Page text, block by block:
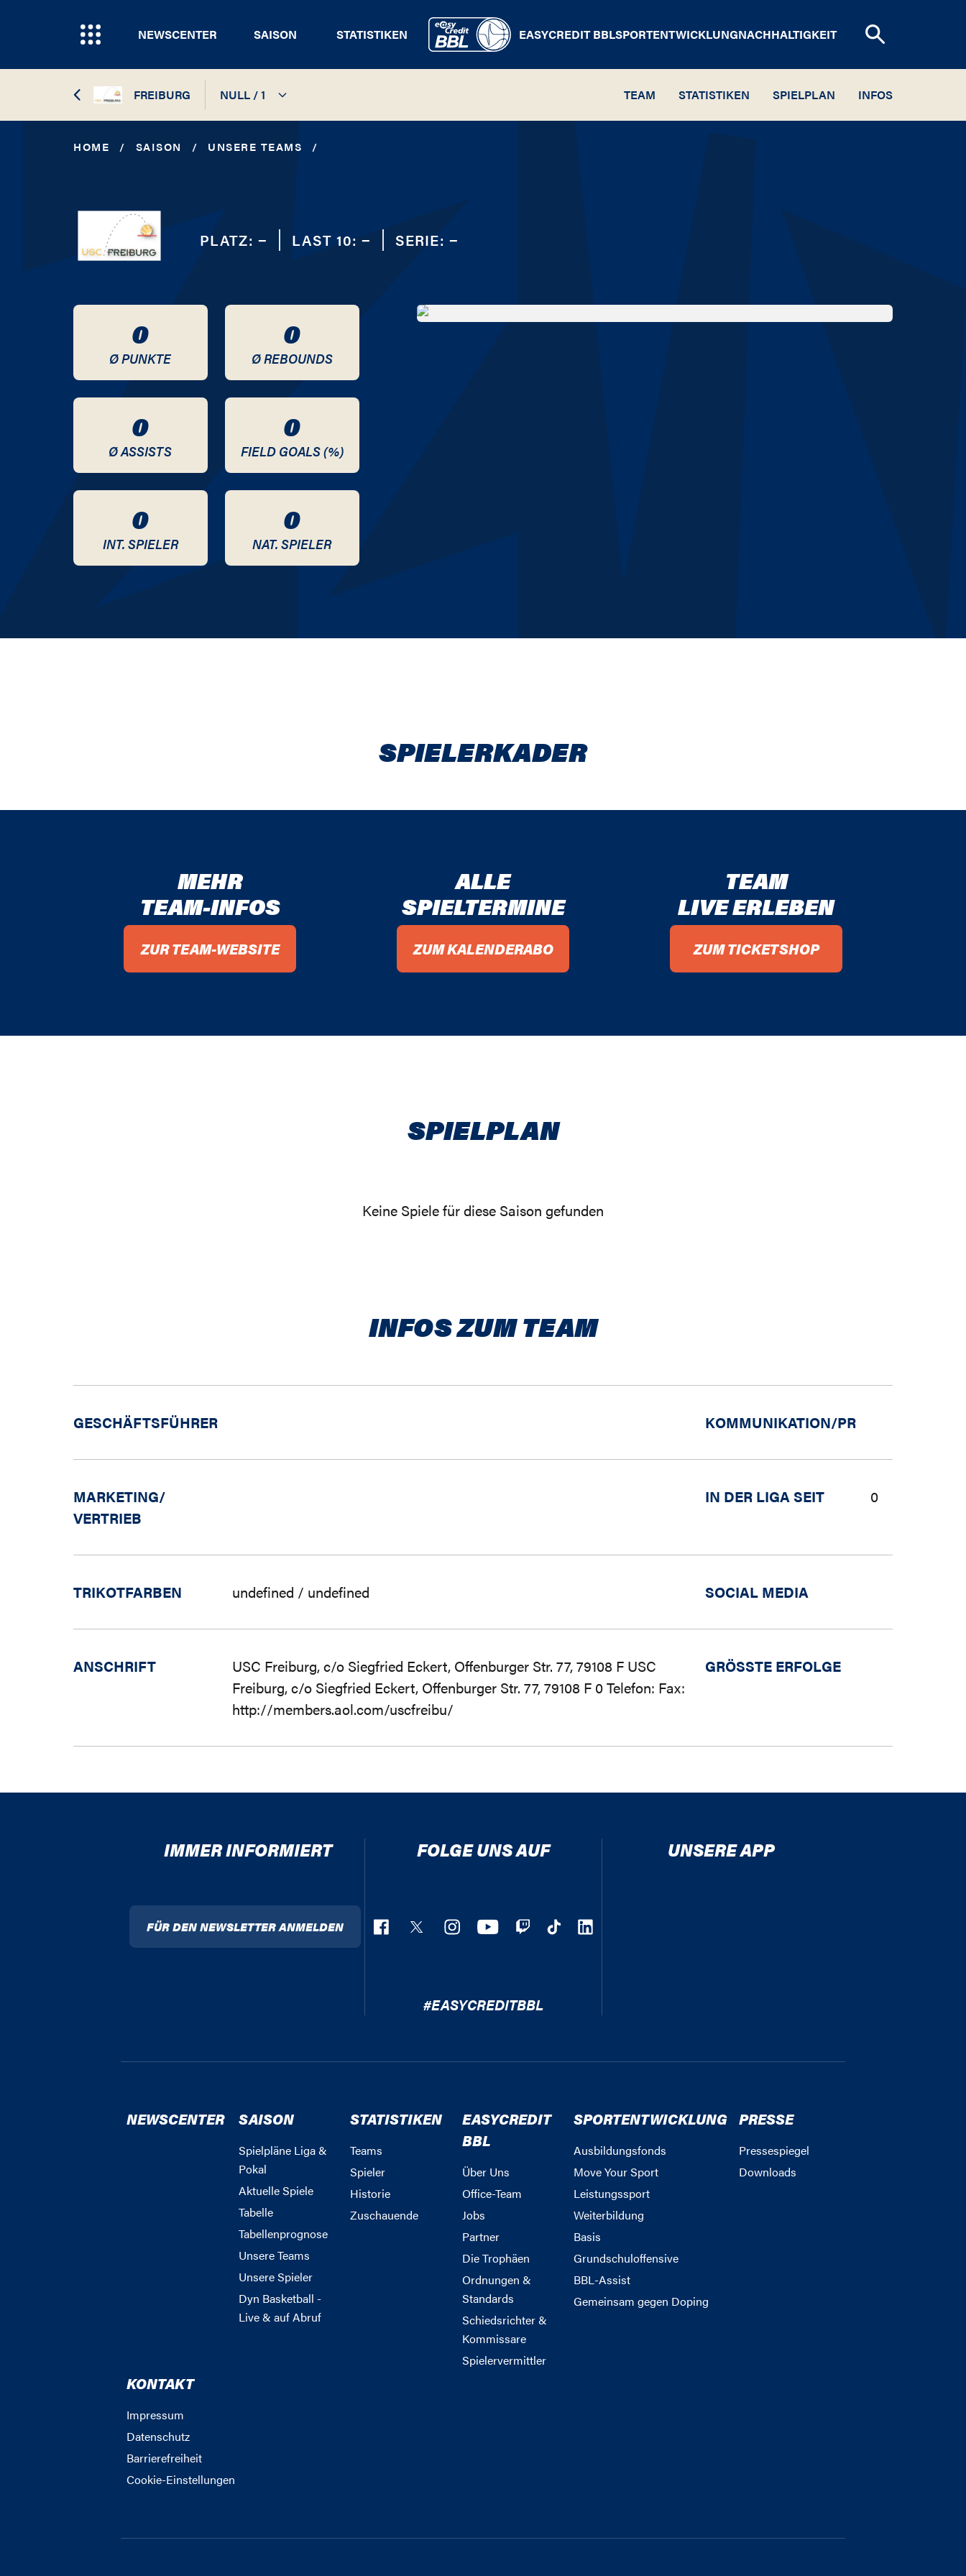
NEWSCENTER SAISON STATISTIKEN EASYCREDIT BBLSPORTENTWICKLUNGNACHHALTIGKEIT
FREIBURG NULL / 1 TEAM STATISTIKEN SPIELPLAN INFOS
HOME / SAISON / UNSERE TEAMS /
PLATZ: − LAST 10: − SERIE: −
0
Ø PUNKTE
0
Ø REBOUNDS
0
Ø ASSISTS
0
FIELD GOALS (%)
0
INT. SPIELER
0
NAT. SPIELER
SPIELER­KADER
MEHR
TEAM-INFOS
ZUR TEAM-WEBSITE
ALLE
SPIELTERMINE
ZUM KALENDERABO
TEAM
LIVE ERLEBEN
ZUM TICKETSHOP
SPIELPLAN
Keine Spiele für diese Saison gefunden
INFOS ZUM TEAM
GESCHÄFTSFÜHRER KOMMUNIKATION/PR
MARKETING/
VERTRIEB
IN DER LIGA SEIT 0
TRIKOTFARBEN undefined / undefined SOCIAL MEDIA
ANSCHRIFT
USC Freiburg, c/o Siegfried Eckert, Offenburger Str. 77, 79108 F USC
Freiburg, c/o Siegfried Eckert, Offenburger Str. 77, 79108 F 0 Telefon: Fax:
http://members.aol.com/uscfreibu/
GRÖSSTE ERFOLGE
IMMER INFORMIERT
FÜR DEN NEWSLETTER ANMELDEN
FOLGE UNS AUF
#EASYCREDITBBL
UNSERE APP
NEWSCENTER SAISON
Spielpläne Liga &
Pokal
Aktuelle Spiele
Tabelle
Tabellenprognose
Unsere Teams
Unsere Spieler
Dyn Basketball -
Live & auf Abruf
STATISTIKEN
Teams
Spieler
Historie
Zuschauende
EASYCREDIT
BBL
Über Uns
Office-Team
Jobs
Partner
Die Trophäen
Ordnungen &
Standards
Schiedsrichter &
Kommissare
Spielervermittler
SPORTENTWICKLUNG
Ausbildungsfonds
Move Your Sport
Leistungssport
Weiterbildung
Basis
Grundschuloffensive
BBL-Assist
Gemeinsam gegen Doping
PRESSE
Pressespiegel
Downloads
KONTAKT
Impressum
Datenschutz
Barrierefreiheit
Cookie-Einstellungen